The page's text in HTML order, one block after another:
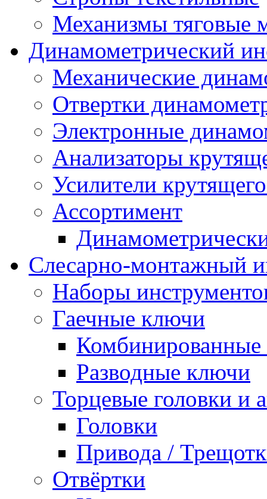
Механизмы тяговые
Динамометрический
Механические
Отвертки
Электронные
Анализаторы
Усилители
Ассортимент
Слесарно-монтажный
Наборы
Гаечные ключи
Разводные ключи
Торцевые головки и
Головки
Привода /
Отвёртки